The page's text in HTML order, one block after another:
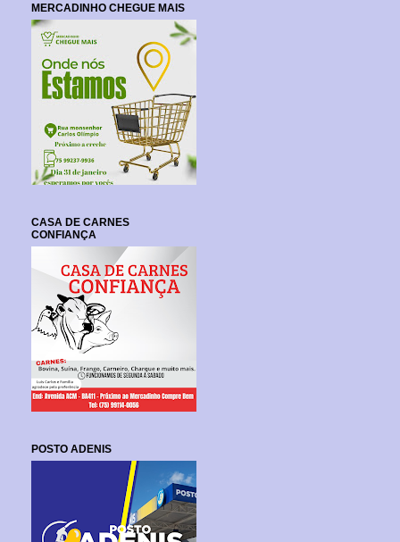
MERCADINHO CHEGUE MAIS
CASA DE CARNES
CONFIANÇA
POSTO ADENIS